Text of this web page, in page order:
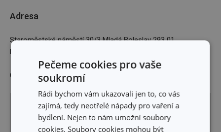
Adresa
Staroměstské náměstí 30/3 Mladá Boleslav 293 01
E-mailová adresa
GPS: 50,41081N 14,90347E
Pečeme cookies pro vaše
soukromí
Rádi bychom vám ukazovali jen to, co vás
zajímá, tedy neotřelé nápady pro vaření a
bydlení. Nejen to nám umožní soubory
cookies. Soubory cookies mohou být